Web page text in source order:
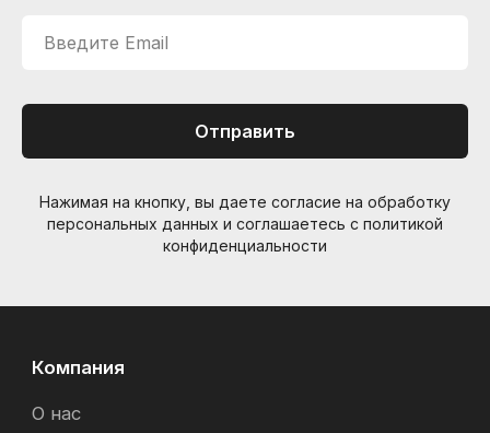
Введите Email
Отправить
Нажимая на кнопку, вы даете согласие на обработку
персональных данных и соглашаетесь c политикой
конфиденциальности